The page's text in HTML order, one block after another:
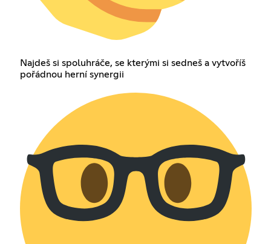
Najdeš si spoluhráče, se kterými si sedneš a vytvoříš
pořádnou herní synergii